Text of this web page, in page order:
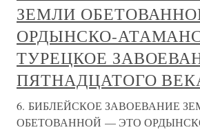
ЗЕМЛИ
ОРДЫНСКО-
ТУРЕЦКОЕ
ПЯТНАДЦАТОГО
6. БИБЛЕЙСКОЕ ЗАВОЕВАНИЕ
ОБЕТОВАННОЙ — ЭТО